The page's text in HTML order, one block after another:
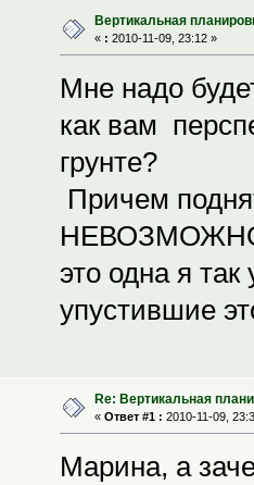
Вертикальная
« : 2010-11-09, 23:12 »
Мне надо
как вам
грунте?
Причем
это одна я
упустившие
Re: Вертикальная
« Ответ #1 : 2010-11-09,
Марина, а